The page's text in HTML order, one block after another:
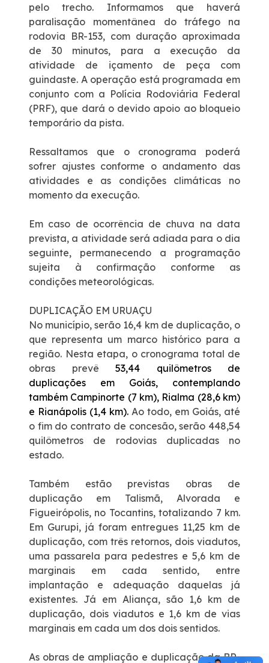
pelo trecho. Informamos que haverá
paralisação momentânea do tráfego na
rodovia BR-153, com duração aproximada
de 30 minutos, para a execução da
atividade de içamento de peça com
guindaste. A operação está programada em
conjunto com a Polícia Rodoviária Federal
(PRF), que dará o devido apoio ao bloqueio
temporário da pista.
Ressaltamos que o cronograma poderá
sofrer ajustes conforme o andamento das
atividades e as condições climáticas no
momento da execução.
Em caso de ocorrência de chuva na data
prevista, a atividade será adiada para o dia
seguinte, permanecendo a programação
sujeita à confirmação conforme as
condições meteorológicas.
DUPLICAÇÃO EM URUAÇU
No município, serão 16,4 km de duplicação, o
que representa um marco histórico para a
região. Nesta etapa, o cronograma total de
obras prevê 53,44 quilômetros de
duplicações em Goiás, contemplando
também Campinorte (7 km), Rialma (28,6 km)
e Rianápolis (1,4 km). Ao todo, em Goiás, até
o fim do contrato de concesão, serão 448,54
quilômetros de rodovias duplicadas no
estado.
Também estão previstas obras de
duplicação em Talismã, Alvorada e
Figueirópolis, no Tocantins, totalizando 7 km.
Em Gurupi, já foram entregues 11,25 km de
duplicação, com três retornos, dois viadutos,
uma passarela para pedestres e 5,6 km de
marginais em cada sentido, entre
implantação e adequação daquelas já
existentes. Já em Aliança, são 1,6 km de
duplicação, dois viadutos e 1,6 km de vias
marginais em cada um dos dois sentidos.
As obras de ampliação e duplicação da BR-